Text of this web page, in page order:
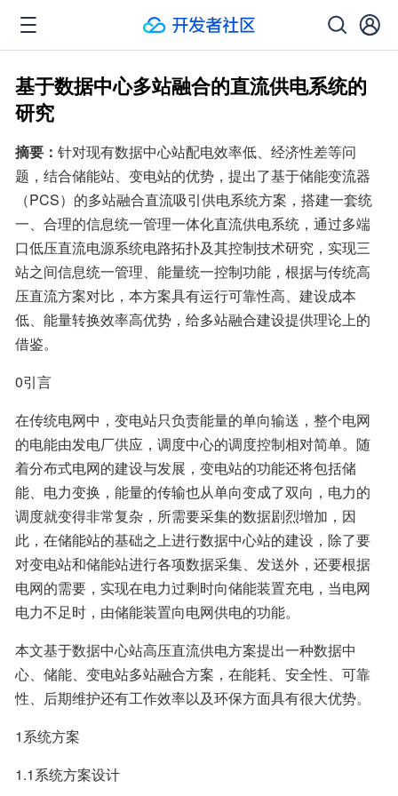
基于数据中心多站融合的直流供电系统的
研究
摘要： 针对现有数据中心站配电效率低、经济性差等问
题，结合储能站、变电站的优势，提出了基于储能变流器
（PCS）的多站融合直流吸引供电系统方案，搭建一套统
一、合理的信息统一管理一体化直流供电系统，通过多端
口低压直流电源系统电路拓扑及其控制技术研究，实现三
站之间信息统一管理、能量统一控制功能，根据与传统高
压直流方案对比，本方案具有运行可靠性高、建设成本
低、能量转换效率高优势，给多站融合建设提供理论上的
借鉴。
0引言
在传统电网中，变电站只负责能量的单向输送，整个电网
的电能由发电厂供应，调度中心的调度控制相对简单。随
着分布式电网的建设与发展，变电站的功能还将包括储
能、电力变换，能量的传输也从单向变成了双向，电力的
调度就变得非常复杂，所需要采集的数据剧烈增加，因
此，在储能站的基础之上进行数据中心站的建设，除了要
对变电站和储能站进行各项数据采集、发送外，还要根据
电网的需要，实现在电力过剩时向储能装置充电，当电网
电力不足时，由储能装置向电网供电的功能。
本文基于数据中心站高压直流供电方案提出一种数据中
心、储能、变电站多站融合方案，在能耗、安全性、可靠
性、后期维护还有工作效率以及环保方面具有很大优势。
1系统方案
1.1系统方案设计